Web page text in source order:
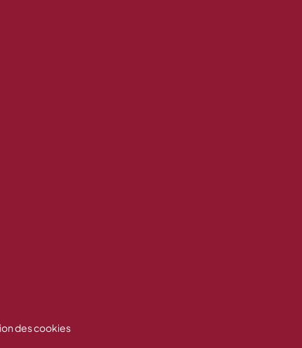
des cookies